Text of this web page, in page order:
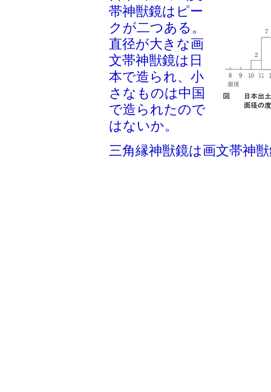
帯神獣鏡はピー
クが二つある。
直径が大きな画
文帯神獣鏡は日
本で造られ、小
さなものは中国
で造られたので
はないか。
三角縁神獣鏡は画文帯神